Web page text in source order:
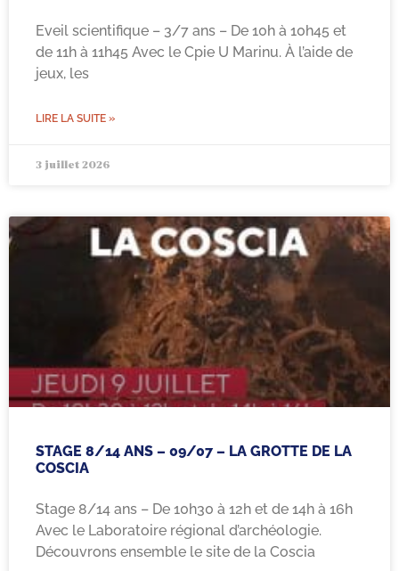
Eveil scientifique – 3/7 ans – De 10h à 10h45 et
de 11h à 11h45 Avec le Cpie U Marinu. À l’aide de
jeux, les
LIRE LA SUITE »
3 juillet 2026
STAGE 8/14 ANS – 09/07 – LA GROTTE DE LA
COSCIA
Stage 8/14 ans – De 10h30 à 12h et de 14h à 16h
Avec le Laboratoire régional d’archéologie.
Découvrons ensemble le site de la Coscia